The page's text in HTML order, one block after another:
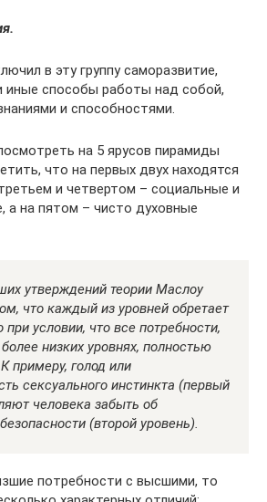
в эту группу саморазвитие,
иные способы работы над собой,
и способностями.
на 5 ярусов пирамиды
что на первых двух находятся
и четвертом – социальные и
а на пятом – чисто духовные
утверждений теории Маслоу
что каждый из уровней обретает
условии, что все потребности,
низких уровнях, полностью
примеру, голод или
сексуального инстинкта (первый
человека забыть об
(второй уровень).
потребности с высшими, то